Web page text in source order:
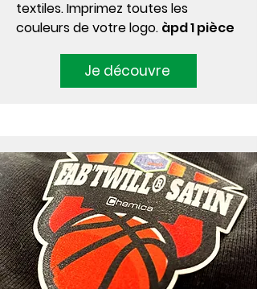
textiles. Imprimez toutes les
couleurs de votre logo. àpd 1 pièce
Je découvre